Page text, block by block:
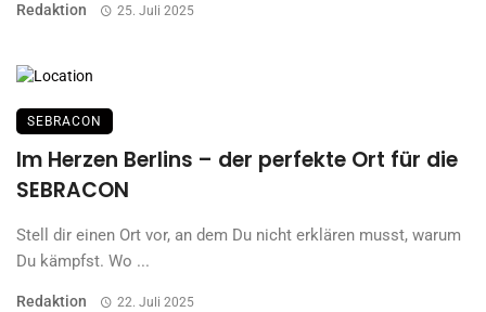
Redaktion 25. Juli 2025
SEBRACON
Im Herzen Berlins – der perfekte Ort für die
SEBRACON
Stell dir einen Ort vor, an dem Du nicht erklären musst, warum
Du kämpfst. Wo ...
Redaktion 22. Juli 2025